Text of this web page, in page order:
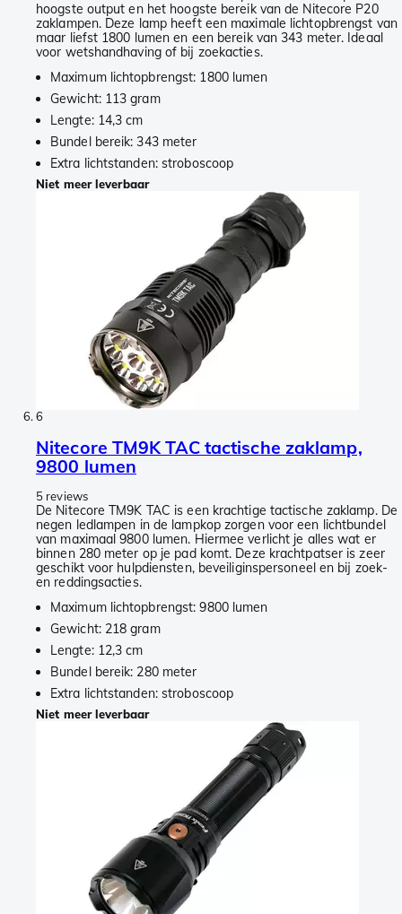
hoogste output en het hoogste bereik van de Nitecore P20
zaklampen. Deze lamp heeft een maximale lichtopbrengst van
maar liefst 1800 lumen en een bereik van 343 meter. Ideaal
voor wetshandhaving of bij zoekacties.
Maximum lichtopbrengst: 1800 lumen
Gewicht: 113 gram
Lengte: 14,3 cm
Bundel bereik: 343 meter
Extra lichtstanden: stroboscoop
Niet meer leverbaar
6
Nitecore TM9K TAC tactische zaklamp,
9800 lumen
5 reviews
De Nitecore TM9K TAC is een krachtige tactische zaklamp. De
negen ledlampen in de lampkop zorgen voor een lichtbundel
van maximaal 9800 lumen. Hiermee verlicht je alles wat er
binnen 280 meter op je pad komt. Deze krachtpatser is zeer
geschikt voor hulpdiensten, beveiliginspersoneel en bij zoek-
en reddingsacties.
Maximum lichtopbrengst: 9800 lumen
Gewicht: 218 gram
Lengte: 12,3 cm
Bundel bereik: 280 meter
Extra lichtstanden: stroboscoop
Niet meer leverbaar